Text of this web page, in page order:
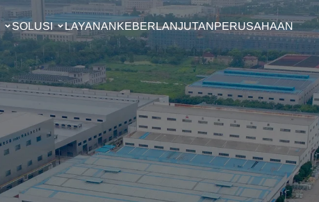
SOLUSI LAYANANKEBERLANJUTANPERUSAHAAN